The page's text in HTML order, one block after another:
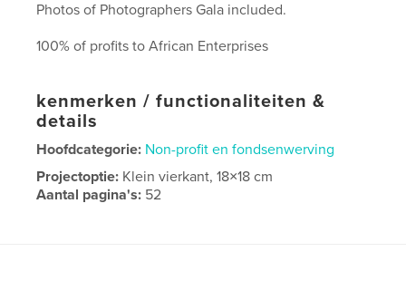
Photos of Photographers Gala included.
100% of profits to African Enterprises
kenmerken / functionaliteiten &
details
Hoofdcategorie: Non-profit en fondsenwerving
Projectoptie: Klein vierkant, 18×18 cm
Aantal pagina's: 52